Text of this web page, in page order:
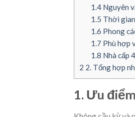
1.4Nguyên
1.5 Thời
1.6 Phong
1.7 Phù hợp
1.8 Nhà cấp
2 2. Tổng hợp
1. Ưu